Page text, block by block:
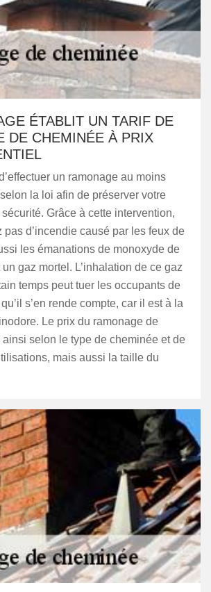
ÉTABLIT UN TARIF DE
DE CHEMINÉE À PRIX
un ramonage au moins
la loi afin de préserver votre
Grâce à cette intervention,
pas d’incendie causé par les feux de
les émanations de monoxyde de
gaz mortel. L’inhalation de ce gaz
temps peut tuer les occupants de
s’en rende compte, car il est à la
Le prix du ramonage de
selon le type de cheminée et de
mais aussi la taille du